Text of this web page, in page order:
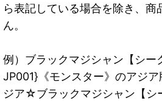
ら表記している場合を除き、商
ん。
例）ブラックマジシャン【シー
JP001}《モンスター》のアジ
ジア☆ブラックマジシャン【シ